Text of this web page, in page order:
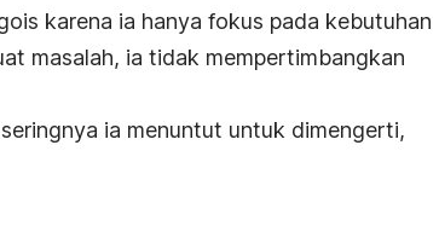
karena ia hanya fokus pada kebutuhan
masalah, ia tidak mempertimbangkan
ia menuntut untuk dimengerti,